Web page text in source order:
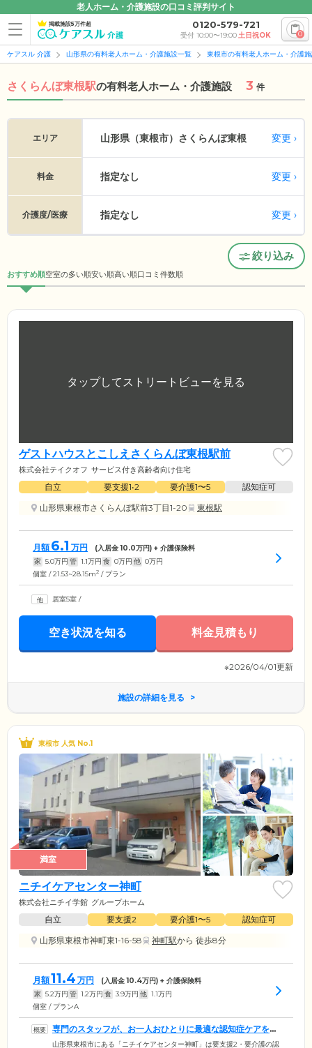
老人ホーム・介護施設の口コミ評判サイト
掲載施設5万件超 0120-579-721
受付 10:00〜19:00土日祝OK 0
ケアスル 介護 山形県の有料老人ホーム・介護施設一覧 東根市の有料老人ホーム・介護
さくらんぼ東根駅の有料老人ホーム・介護施設 3 件
エリア 山形県（東根市） さくらんぼ東根 変更
料金 指定なし 変更
介護度/医療 指定なし 変更
絞り込み
おすすめ順空室の多い順安い順高い順口コミ件数順
ゲストハウスとこしえさくらんぼ東根駅前
株式会社テイクオフ サービス付き高齢者向け住宅
自立 要支援1•2 要介護1〜5
認知症可
山形県東根市さくらんぼ駅前3丁目1-20
東根駅
月額 6.1 万円 (入居金10.0万円) + 介護保険料
家 5.0万円 管 1.1万円 食 0万円 他 0万円
個室 / 21.53~28.15m2 / プラン
居室5室 /
空き状況を知る 料金見積もり
※2026/04/01更新
施設の詳細を見る
東根市 人気 No.1
満室
ニチイケアセンター神町
株式会社ニチイ学館 グループホーム
自立 要支援2 要介護1〜5
認知症可
山形県東根市神町東1-16-58
神町駅から 徒歩8分
月額11.4 万円 (入居金10.4万円) + 介護保険料
家 5.2万円 管 1.2万円 食 3.9万円 他 1.1万円
個室 / プランA
専門のスタッフが、お一人おひとりに最適な認知症ケアをお
届けいたします
山形県東根市にある「ニチイケアセンター神町」は要支援2・要介護の認